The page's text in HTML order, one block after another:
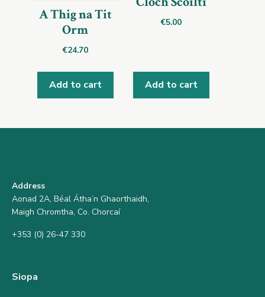
A Thig na Tit
Orm
€24.70
Add to cart
€5.00
Add to cart
Address
Aonad 2A, Béal Átha’n Ghaorthaidh,
Maigh Chromtha, Co. Chorcaí
+353 (0) 26-47 330
Siopa